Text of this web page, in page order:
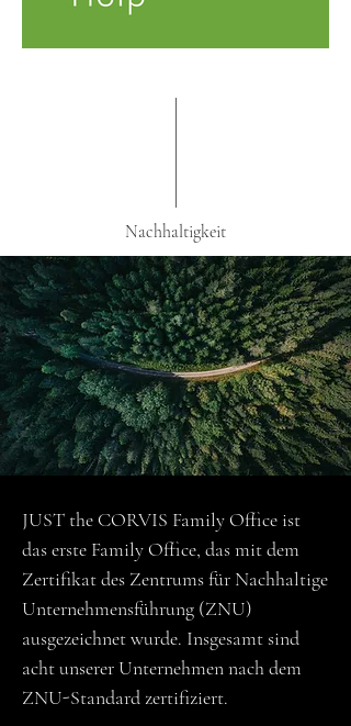
Nachhaltigkeit
JUST the CORVIS Family Office ist
das erste Family Office, das mit dem
Zertifikat des Zentrums für Nachhaltige
Unternehmensführung (ZNU)
ausgezeichnet wurde. Insgesamt sind
acht unserer Unternehmen nach dem
ZNU-Standard zertifiziert.